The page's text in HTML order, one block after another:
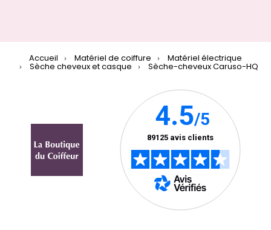
Accueil Matériel de coiffure Matériel électrique
Sèche cheveux et casque Sèche-cheveux Caruso-HQ